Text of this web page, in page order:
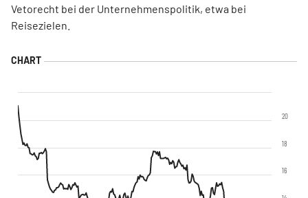
Vetorecht bei der Unternehmenspolitik, etwa bei
Reisezielen.
16
18
20